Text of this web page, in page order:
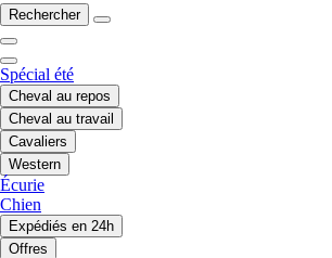
Rechercher
Spécial été
Cheval au repos
Cheval au travail
Cavaliers
Western
Écurie
Chien
Expédiés en 24h
Offres